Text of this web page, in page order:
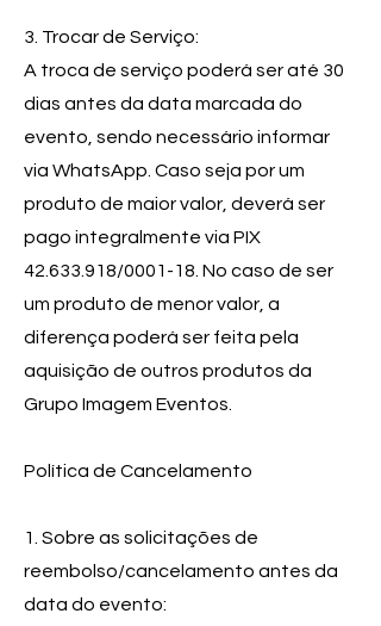
3. Trocar de Serviço:
A troca de serviço poderá ser até 30
dias antes da data marcada do
evento, sendo necessário informar
via WhatsApp. Caso seja por um
produto de maior valor, deverá ser
pago integralmente via PIX
42.633.918/0001-18. No caso de ser
um produto de menor valor, a
diferença poderá ser feita pela
aquisição de outros produtos da
Grupo Imagem Eventos.
Política de Cancelamento
1. Sobre as solicitações de
reembolso/cancelamento antes da
data do evento: